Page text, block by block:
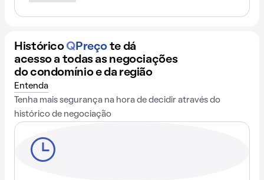
Histórico QPreço te dá
acesso a todas as negociações
do condomínio e da região
Entenda
Tenha mais segurança na hora de decidir através do
histórico de negociação